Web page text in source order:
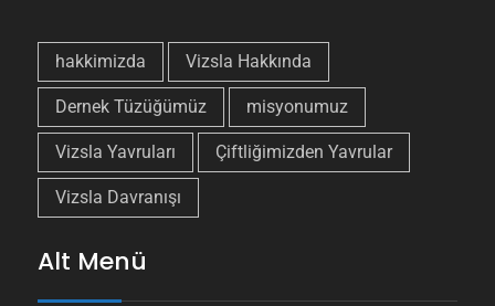
hakkimizda Vizsla Hakkında
Dernek Tüzüğümüz misyonumuz
Vizsla Yavruları Çiftliğimizden Yavrular
Vizsla Davranışı
Alt Menü